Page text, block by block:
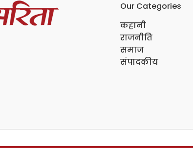
Our Categories
कहानी
राजनीति
समाज
संपादकीय